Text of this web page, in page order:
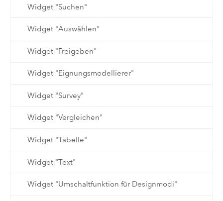
Widget "Suchen"
Widget "Auswählen"
Widget "Freigeben"
Widget "Eignungsmodellierer"
Widget "Survey"
Widget "Vergleichen"
Widget "Tabelle"
Widget "Text"
Widget "Umschaltfunktion für Designmodi"